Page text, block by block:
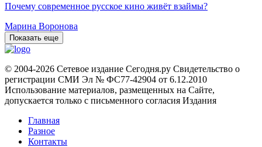
Почему современное русское кино живёт взаймы?
Марина Воронова
Показать еще
© 2004-2026 Сетевое издание Сегодня.ру Свидетельство о
регистрации СМИ Эл № ФС77-42904 от 6.12.2010
Использование материалов, размещенных на Сайте,
допускается только с письменного согласия Издания
Главная
Разное
Контакты